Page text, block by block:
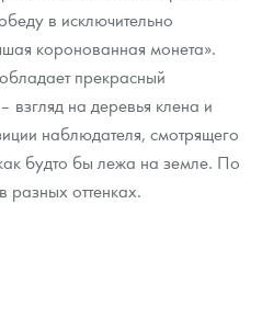
в исключительно
коронованная монета».
прекрасный
на деревья клена и
наблюдателя, смотрящего
будто бы лежа на земле. По
разных оттенках.